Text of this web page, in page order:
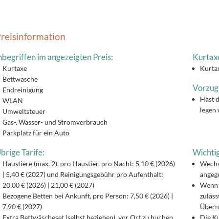
im angezeigten Preis:
Kurtaxe
Bettwäsche
Endreinigung
WLAN
Umweltsteuer
Gas-, Wasser- und Stromverbrauch
Parkplatz für ein Auto
Hast
legen
Tarife:
Haustiere (max. 2), pro Haustier, pro Nacht: 5,10 € (2026)
| 5,40 € (2027) und Reinigungsgebühr pro Aufenthalt:
20,00 € (2026) | 21,00 € (2027)
Bezogene Betten bei Ankunft, pro Person: 7,50 € (2026) |
7,90 € (2027)
Extra Bettwäscheset (selbst beziehen), vor Ort zu buchen,
Die